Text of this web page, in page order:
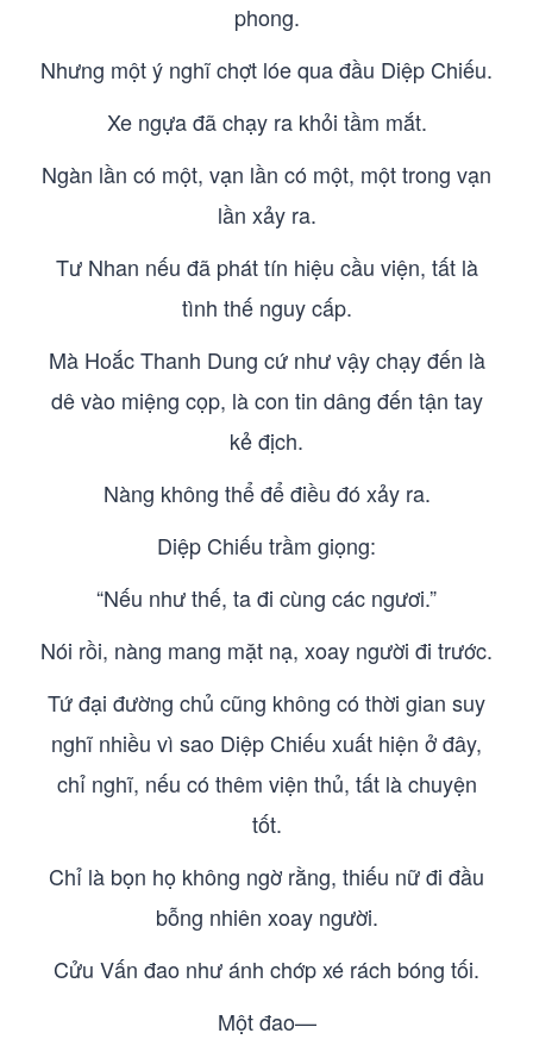
phong.
Nhưng một ý nghĩ chợt lóe qua đầu Diệp Chiếu.
Xe ngựa đã chạy ra khỏi tầm mắt.
Ngàn lần có một, vạn lần có một, một trong vạn
lần xảy ra.
Tư Nhan nếu đã phát tín hiệu cầu viện, tất là
tình thế nguy cấp.
Mà Hoắc Thanh Dung cứ như vậy chạy đến là
dê vào miệng cọp, là con tin dâng đến tận tay
kẻ địch.
Nàng không thể để điều đó xảy ra.
Diệp Chiếu trầm giọng:
“Nếu như thế, ta đi cùng các ngươi.”
Nói rồi, nàng mang mặt nạ, xoay người đi trước.
Tứ đại đường chủ cũng không có thời gian suy
nghĩ nhiều vì sao Diệp Chiếu xuất hiện ở đây,
chỉ nghĩ, nếu có thêm viện thủ, tất là chuyện
tốt.
Chỉ là bọn họ không ngờ rằng, thiếu nữ đi đầu
bỗng nhiên xoay người.
Cửu Vấn đao như ánh chớp xé rách bóng tối.
Một đao—